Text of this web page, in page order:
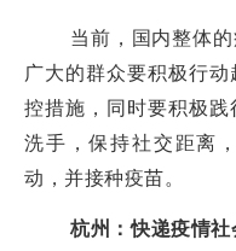
当前，国内整体
广大的群众要积极行
控措施，同时要积极
洗手，保持社交距离
动，并接种疫苗。
杭州：快递疫情